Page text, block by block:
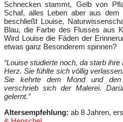
Schnecken stammt, Gelb von
Schaf, alles Leben aber aus
beschließt Louise,
Blau, die Farbe des Flusses aus
Wird Louise die Fäden der
etwas ganz Besonderem spinnen?
“Louise studierte noch, da starb
Herz. Sie fühlte sich völlig
Sie kehrte dem Mond und
verschrieb sich der Malerei.
gelernt.”
Altersempfehlung: ab 8 Jahren,